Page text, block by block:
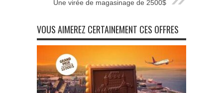
Une virée de magasinage de 2500$
VOUS AIMEREZ CERTAINEMENT CES OFFRES